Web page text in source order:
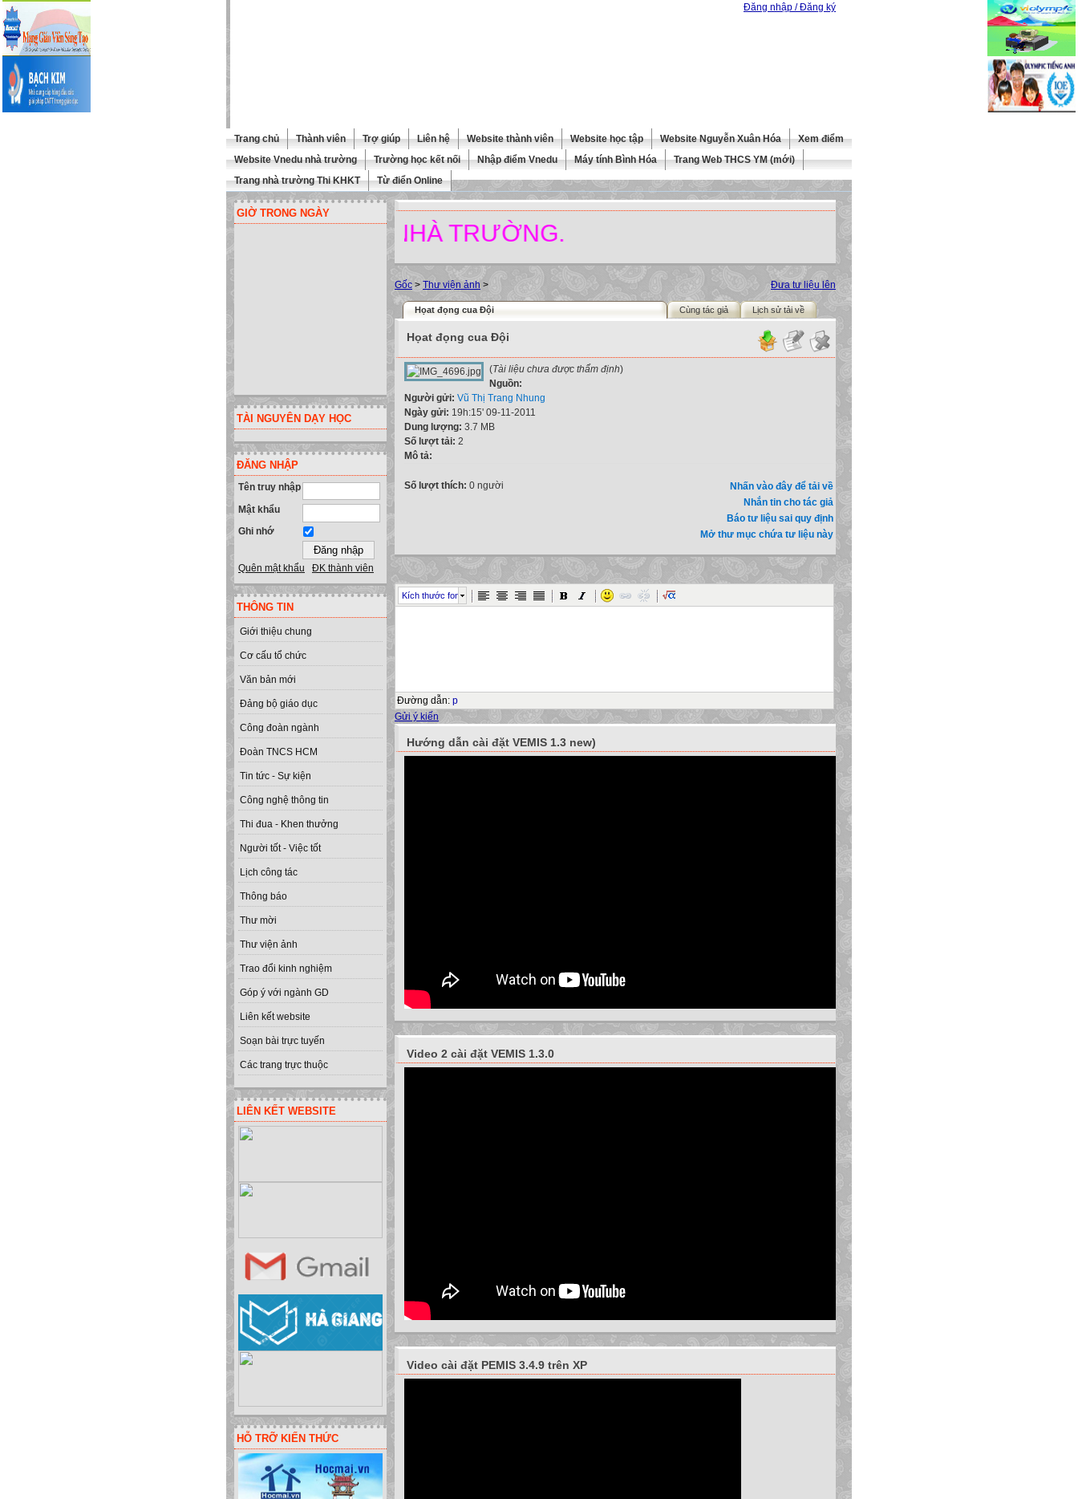
Đăng nhập / Đăng ký
Trang chủ Thành viên Trợ giúp Liên hệ Website thành viên Website học tập Website Nguyễn Xuân Hóa
Xem điểm
Website Vnedu nhà trường
Trường học kết nối Nhập điểm Vnedu Máy tính Bình Hóa
Trang Web THCS YM (mới)
Trang nhà trường Thi KHKT
Từ điển Online
GIỜ TRONG NGÀY
TÀI NGUYÊN DẠY HỌC
ĐĂNG NHẬP
Tên truy nhập
Mật khẩu
Ghi nhớ
Quên mật khẩu ĐK thành viên
THÔNG TIN
Giới thiệu chung
Cơ cấu tổ chức
Văn bản mới
Đảng bộ giáo dục
Công đoàn ngành
Đoàn TNCS HCM
Tin tức - Sự kiện
Công nghệ thông tin
Thi đua - Khen thưởng
Người tốt - Việc tốt
Lịch công tác
Thông báo
Thư mời
Thư viện ảnh
Trao đổi kinh nghiệm
Góp ý với ngành GD
Liên kết website
Soạn bài trực tuyến
Các trang trực thuộc
LIÊN KẾT WEBSITE
HỖ TRỠ KIẾN THỨC
TRANG WEBSITE CỦA NHÀ TRƯỜNG.
Đưa tư liệu lên
Gốc > Thư viện ảnh >
Họat đọng cua Đội Cùng tác giả Lịch sử tải về
Họat đọng cua Đội
(Tài liệu chưa được thẩm định)
Nguồn:
Người gửi: Vũ Thị Trang Nhung
Ngày gửi: 19h:15' 09-11-2011
Dung lượng: 3.7 MB
Số lượt tải: 2
Mô tả:
Nhấn vào đây để tải về
Nhắn tin cho tác giả
Báo tư liệu sai quy định
Mở thư mục chứa tư liệu này
Số lượt thích: 0 người
Kích thước font
Đường dẫn: p
Gửi ý kiến
Hướng dẫn cài đặt VEMIS 1.3 new)
Video 2 cài đặt VEMIS 1.3.0
Video cài đặt PEMIS 3.4.9 trên XP